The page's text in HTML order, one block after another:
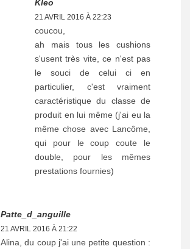
Kleo
21 AVRIL 2016 À 22:23
coucou,
ah mais tous les cushions
s'usent très vite, ce n'est pas
le souci de celui ci en
particulier, c'est vraiment
caractéristique du classe de
produit en lui même (j'ai eu la
même chose avec Lancôme,
qui pour le coup coute le
double, pour les mêmes
prestations fournies)
Patte_d_anguille
21 AVRIL 2016 À 21:22
Alina, du coup j'ai une petite question :